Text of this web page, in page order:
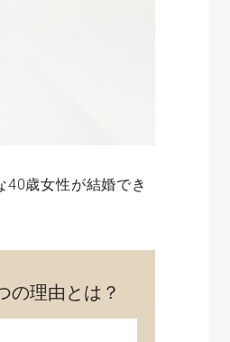
40歳女性が結婚でき
の理由とは？